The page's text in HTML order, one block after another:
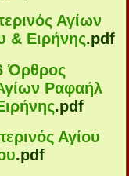
Αγίων
& Ειρήνης.pdf
Όρθρος
Ραφαήλ
.pdf
Αγίου
.pdf